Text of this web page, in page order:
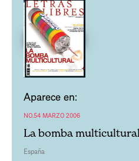
Aparece en:
NO.54 MARZO 2006
La bomba multicultural
España